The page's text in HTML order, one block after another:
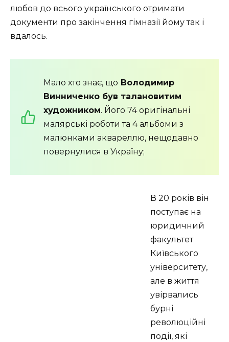
любов до всього українського отримати
документи про закінчення гімназії йому так і
вдалось.
Мало хто знає, що Володимир
Винниченко був талановитим
художником. Його 74 оригінальні
малярські роботи та 4 альбоми з
малюнками аквареллю, нещодавно
повернулися в Україну;
В 20 років він
поступає на
юридичний
факультет
Київського
університету,
але в життя
увірвались
бурні
революційні
події, які